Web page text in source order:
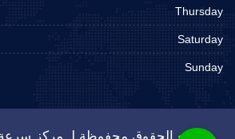
Thursday
Saturday
Sunday